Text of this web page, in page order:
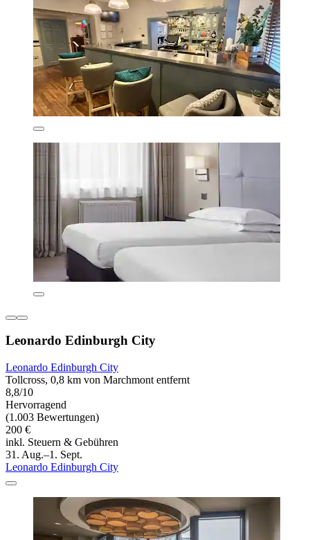
Leonardo Edinburgh City
Leonardo Edinburgh City
Tollcross, 0,8 km von Marchmont entfernt
8,8/10
Hervorragend
(1.003 Bewertungen)
200 €
inkl. Steuern & Gebühren
31. Aug.–1. Sept.
Leonardo Edinburgh City